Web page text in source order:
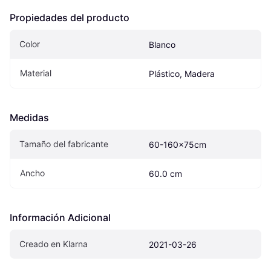
Propiedades del producto
Color Blanco
Material Plástico, Madera
Medidas
Tamaño del fabricante 60-160x75cm
Ancho 60.0 cm
Información Adicional
Creado en Klarna 2021-03-26